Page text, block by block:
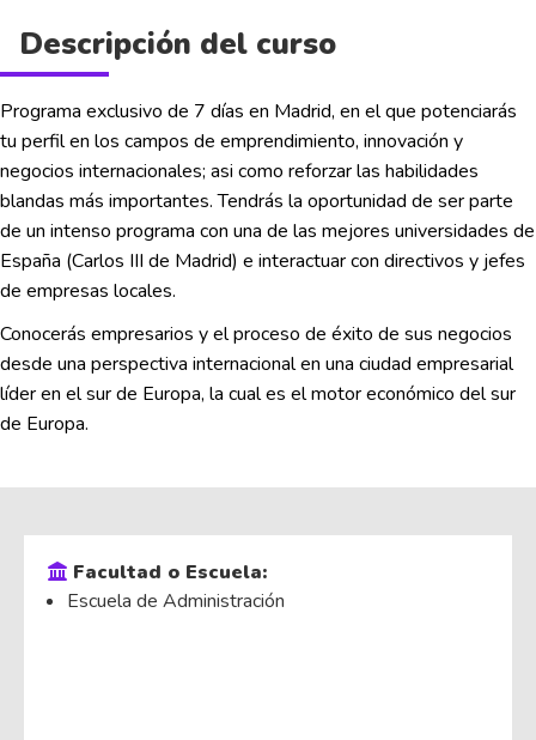
Descripción del curso
Programa exclusivo de 7 días en Madrid, en el que potenciarás
tu perfil en los campos de emprendimiento, innovación y
negocios internacionales; asi como reforzar las habilidades
blandas más importantes. Tendrás la oportunidad de ser parte
de un intenso programa con una de las mejores universidades de
España (Carlos III de Madrid) e interactuar con directivos y jefes
de empresas locales.
Conocerás empresarios y el proceso de éxito de sus negocios
desde una perspectiva internacional en una ciudad empresarial
líder en el sur de Europa, la cual es el motor económico del sur
de Europa.
Facultad o Escuela:
Escuela de Administración